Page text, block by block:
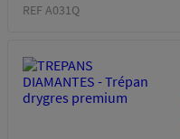
REF A031Q